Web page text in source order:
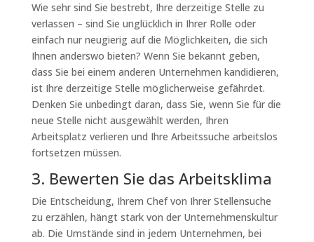
Wie sehr sind Sie bestrebt, Ihre derzeitige Stelle zu
verlassen – sind Sie unglücklich in Ihrer Rolle oder
einfach nur neugierig auf die Möglichkeiten, die sich
Ihnen anderswo bieten? Wenn Sie bekannt geben,
dass Sie bei einem anderen Unternehmen kandidieren,
ist Ihre derzeitige Stelle möglicherweise gefährdet.
Denken Sie unbedingt daran, dass Sie, wenn Sie für die
neue Stelle nicht ausgewählt werden, Ihren
Arbeitsplatz verlieren und Ihre Arbeitssuche arbeitslos
fortsetzen müssen.
3. Bewerten Sie das Arbeitsklima
Die Entscheidung, Ihrem Chef von Ihrer Stellensuche
zu erzählen, hängt stark von der Unternehmenskultur
ab. Die Umstände sind in jedem Unternehmen, bei